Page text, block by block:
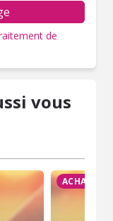
de
vous
ACHAT